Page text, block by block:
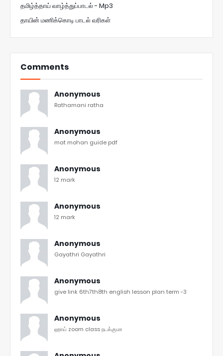
தமிழ்த்தாய் வாழ்த்துப்பாடல் - Mp3
தாயின் மணிக்கொடி பாடல் வரிகள்
Comments
Anonymous
Rathamani ratha
Anonymous
mat mohan guide pdf
Anonymous
12 mark
Anonymous
12 mark
Anonymous
Gayathri Gayathri
Anonymous
give link 6th7th8th english lesson plan term -3
Anonymous
ஹாய் zoom class நடக்குமா